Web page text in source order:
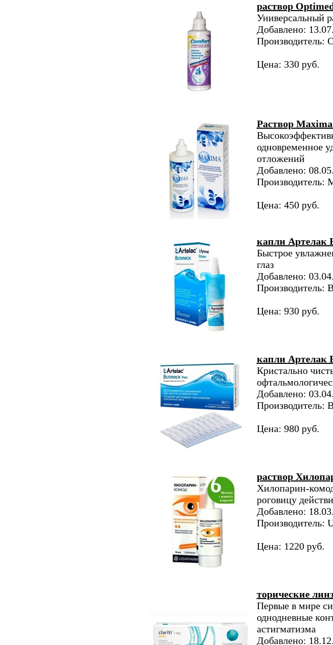
раствор
Универсальный
Добавлено:
Производитель:
Цена: 330 руб.
Раствор
одновременное
отложений
Добавлено:
Производитель:
Цена: 450 руб.
капли Артелак
Быстрое
глаз
Добавлено:
Производитель:
Цена: 930 руб.
капли Артелак
Кристально
Добавлено:
Производитель:
Цена: 980 руб.
раствор
Хилопарин-
роговицу
Добавлено:
Производитель:
Цена: 1220 руб.
торические
Первые в мире
однодневные
астигматизма
Добавлено: